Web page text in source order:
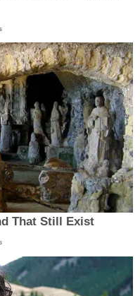
That Still Exist